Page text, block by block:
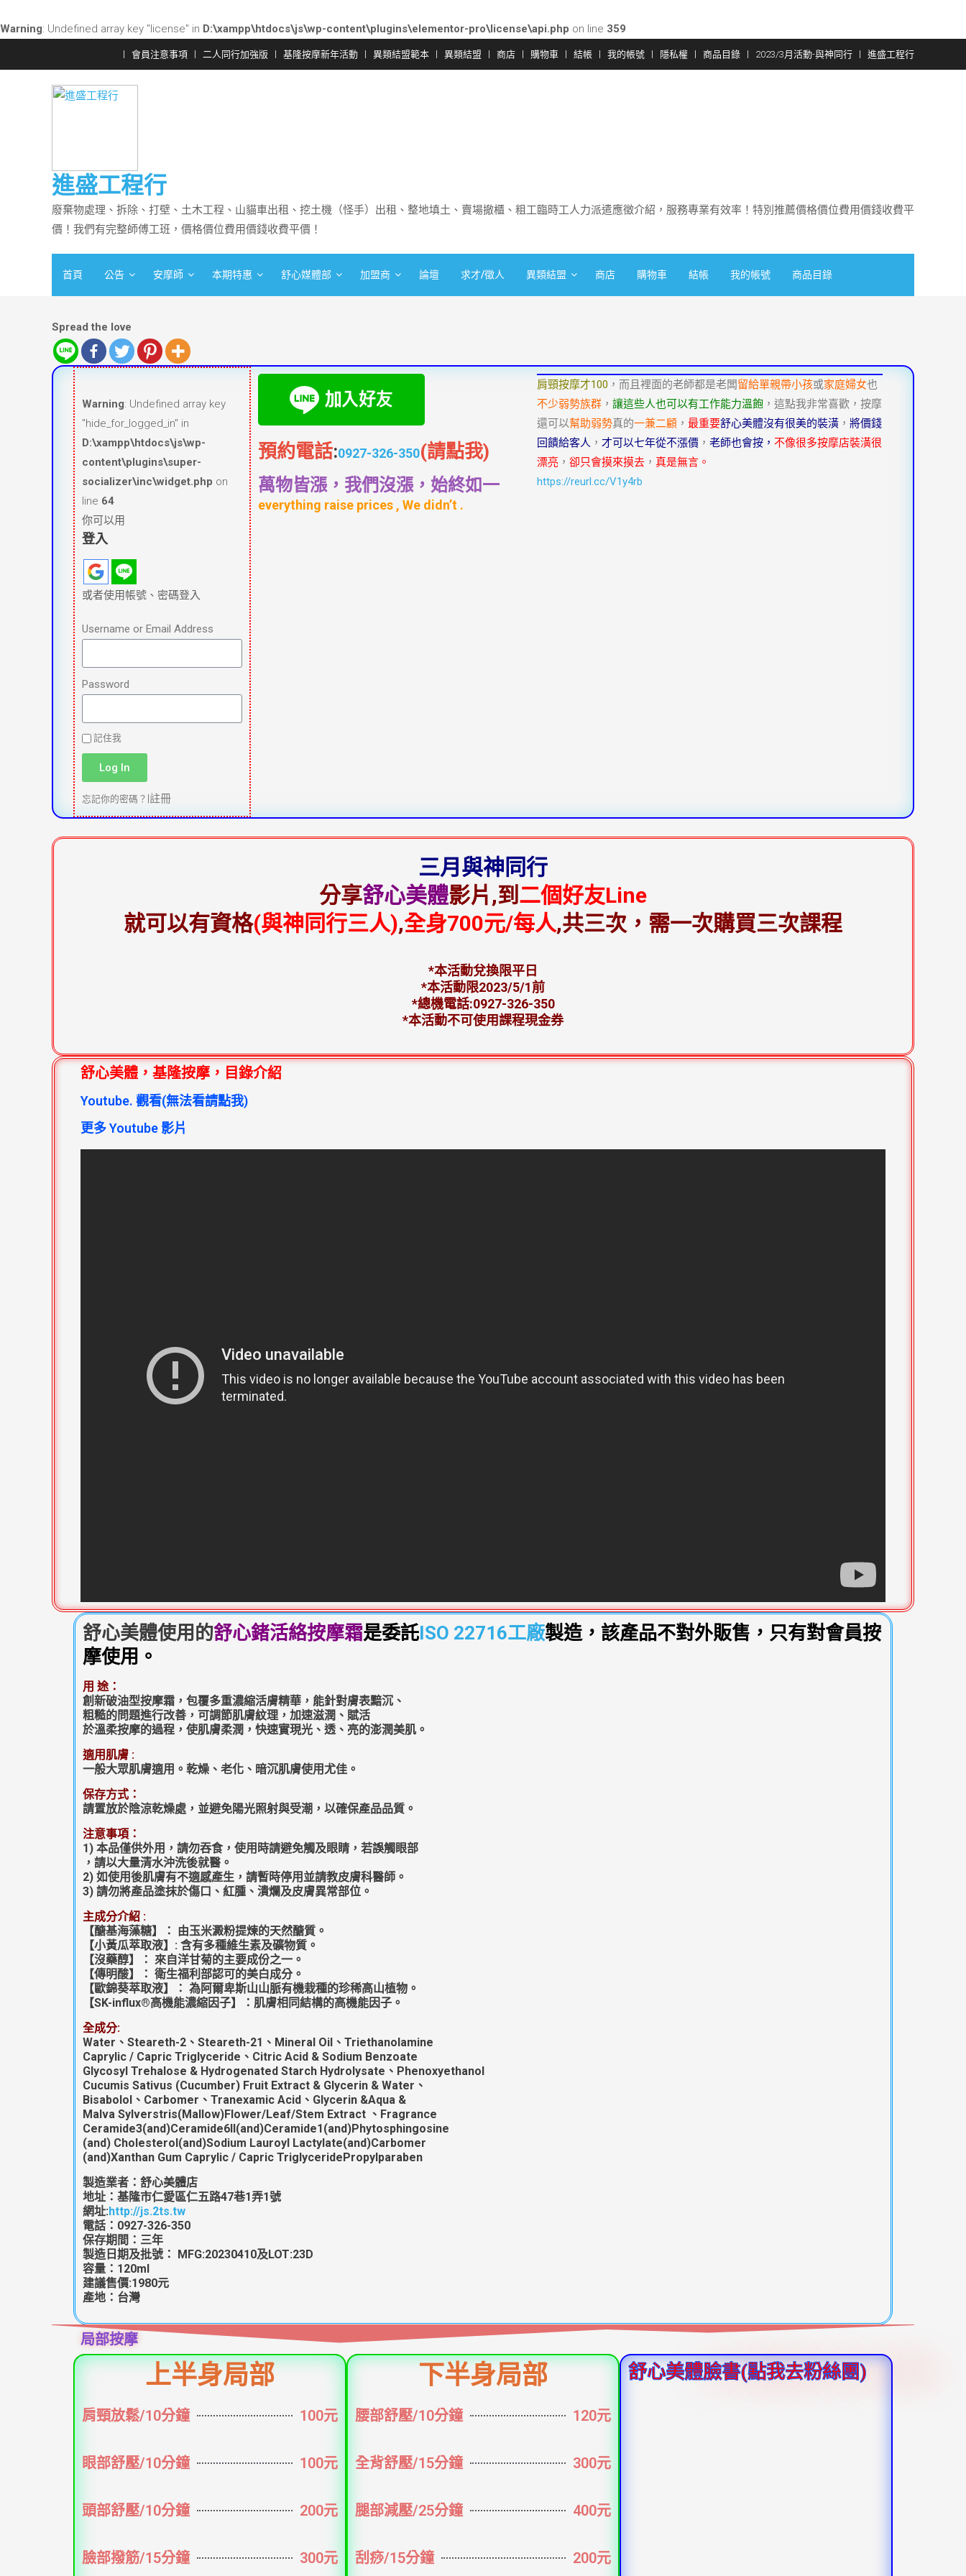
Warning: Undefined array key "license" in D:\xampp\htdocs\js\wp-content\plugins\elementor-pro\license\api.php on line 359
會員注意事項 二人同行加強版 基隆按摩新年活動 異類結盟範本 異類結盟 商店 購物車 結帳 我的帳號 隱私權 商品目錄 2023/3月活動-與神同行 進盛工程行
進盛工程行
廢棄物處理、拆除、打壁、土木工程、山貓車出租、挖土機（怪手）出租、整地填土、賣場撤櫃、粗工臨時工人力派遣應徵介紹，服務專業有效率！特別推薦價格價位費用價錢收費平
價！我們有完整師傅工班，價格價位費用價錢收費平價！
首頁 公告 安摩師 本期特惠 舒心媒體部 加盟商 論壇 求才/徵人 異類結盟 商店 購物車 結帳 我的帳號 商品目錄
Spread the love
Warning: Undefined array key
"hide_for_logged_in" in
D:\xampp\htdocs\js\wp-
content\plugins\super-
socializer\inc\widget.php on
line 64
你可以用
登入
或者使用帳號、密碼登入
Username or Email Address
Password
記住我
Log In
忘記你的密碼？ |註冊
預約電話:0927-326-350(請點我)
萬物皆漲，我們沒漲，始終如一
everything raise prices , We didn’t .
肩頸按摩才100 ，而且裡面的老師都是老闆留給單親帶小孩或家庭婦女也
不少弱勢族群 ，讓這些人也可以有工作能力溫飽 ，這點我非常喜歡，按摩
還可以幫助弱勢真的一兼二顧 ，最重要舒心美體沒有很美的裝潢 ，將價錢
回饋給客人 ，才可以七年從不漲價 ，老師也會按，不像很多按摩店裝潢很
漂亮 ，卻只會摸來摸去 ，真是無言。
https://reurl.cc/V1y4rb
三月與神同行
分享舒心美體影片,到二個好友Line
就可以有資格(與神同行三人),全身700元/每人,共三次，需一次購買三次課程
*本活動兌換限平日
*本活動限2023/5/1前
*總機電話:0927-326-350
*本活動不可使用課程現金券
舒心美體，基隆按摩，目錄介紹
Youtube. 觀看(無法看請點我)
更多 Youtube 影片
舒心美體使用的舒心鍺活絡按摩霜是委託ISO 22716工廠製造，該產品不對外販售，只有對會員按
摩使用。
用 途：
創新破油型按摩霜，包覆多重濃縮活膚精華，能針對膚表黯沉、
粗糙的問題進行改善，可調節肌膚紋理，加速滋潤、賦活
於溫柔按摩的過程，使肌膚柔潤，快速實現光、透、亮的澎潤美肌。
適用肌膚 :
一般大眾肌膚適用。乾燥、老化、暗沉肌膚使用尤佳。
保存方式：
請置放於陰涼乾燥處，並避免陽光照射與受潮，以確保產品品質。
注意事項：
1) 本品僅供外用，請勿吞食，使用時請避免觸及眼睛，若誤觸眼部
，請以大量清水沖洗後就醫。
2) 如使用後肌膚有不適感產生，請暫時停用並請教皮膚科醫師。
3) 請勿將產品塗抹於傷口、紅腫、潰爛及皮膚異常部位。
主成分介紹 :
【醣基海藻糖】： 由玉米澱粉提煉的天然醣質。
【小黃瓜萃取液】: 含有多種維生素及礦物質。
【沒藥醇】： 來自洋甘菊的主要成份之一。
【傳明酸】： 衛生福利部認可的美白成分。
【歐錦葵萃取液】： 為阿爾卑斯山山脈有機栽種的珍稀高山植物。
【SK-influx®高機能濃縮因子】：肌膚相同結構的高機能因子。
全成分:
Water、Steareth-2、Steareth-21、Mineral Oil、Triethanolamine
Caprylic / Capric Triglyceride、Citric Acid & Sodium Benzoate
Glycosyl Trehalose & Hydrogenated Starch Hydrolysate、Phenoxyethanol
Cucumis Sativus (Cucumber) Fruit Extract & Glycerin & Water、
Bisabolol、Carbomer、Tranexamic Acid、Glycerin &Aqua &
Malva Sylverstris(Mallow)Flower/Leaf/Stem Extract 、Fragrance
Ceramide3(and)Ceramide6II(and)Ceramide1(and)Phytosphingosine
(and) Cholesterol(and)Sodium Lauroyl Lactylate(and)Carbomer
(and)Xanthan Gum Caprylic / Capric TriglyceridePropylparaben
製造業者：舒心美體店
地址：基隆市仁愛區仁五路47巷1弄1號
網址:http://js.2ts.tw
電話：0927-326-350
保存期間：三年
製造日期及批號： MFG:20230410及LOT:23D
容量：120ml
建議售價:1980元
產地：台灣
局部按摩
上半身局部
肩頸放鬆/10分鐘 100元
眼部舒壓/10分鐘 100元
頭部舒壓/10分鐘 200元
臉部撥筋/15分鐘 300元
下半身局部
腰部舒壓/10分鐘 120元
全背舒壓/15分鐘 300元
腿部減壓/25分鐘 400元
刮痧/15分鐘 200元
舒心美體臉書(點我去粉絲團)